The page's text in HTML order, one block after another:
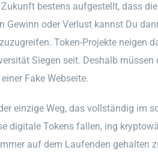
bestens aufgestellt, dass
Gewinn oder Verlust kannst Du
Token-Projekte neigen
Siegen seit. Deshalb müssen
Fake Webseite.
einzige Weg, das vollständig im
digitale Tokens fallen, ing
auf dem Laufenden gehalten